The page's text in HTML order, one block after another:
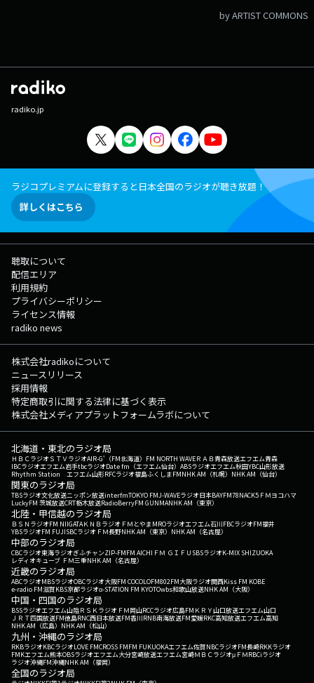
by ARTIST COMMONS
radiko.jp
ラジコプレミアムに登録すると日本全国のラジオが聴き放題！
詳しくはこちら
聴取について
配信エリア
利用規約
プライバシーポリシー
ライセンス情報
radiko news
株式会社radikoについて
ニュースリリース
採用情報
特定商取引に関する法律に基づく表示
株式会社メディアプラットフォームラボについて
北海道・東北のラジオ局
ＨＢＣラジオＳＴＶラジオAIR-G'（FM北海道） FM NORTH WAVEＲＡＢ青森放送エフエム青森
IBCラジオエフエム岩手tbcラジオDate fm（エフエム仙台） ABSラジオエフエム秋田YBC山形放送
Rhythm Station エフエム山形RFCラジオ福島ふくしまFMNHK AM（札幌） NHK AM（仙台）
関東のラジオ局
TBSラジオ文化放送ニッポン放送interfmTOKYO FMJ-WAVEラジオ日本BAYFM78NACK5 ＦＭヨコハマ
LuckyFM 茨城放送CRT栃木放送RadioBerryFM GUNMANHK AM（東京）
北陸・甲信越のラジオ局
ＢＳＮラジオFM NIIGATAＫＮＢラジオ ＦＭとやまMROラジオエフエム石川FBCラジオFM福井
YBSラジオFM FUJISBCラジオ ＦＭ長野NHK AM（東京） NHK AM（名古屋）
中部のラジオ局
CBCラジオ東海ラジオぎふチャンZIP-FMFM AICHI ＦＭ ＧＩＦＵ SBSラジオK-MIX SHIZUOKA
レディオキューブ ＦＭ三重NHK AM（名古屋）
近畿のラジオ局
ABCラジオMBSラジオOBCラジオ大阪FM COCOLOFM802FM大阪ラジオ関西Kiss FM KOBE
e-radio FM滋賀KBS京都ラジオα-STATION FM KYOTOwbs和歌山放送NHK AM（大阪）
中国・四国のラジオ局
BSSラジオエフエム山陰ＲＳＫラジオ ＦＭ岡山RCCラジオ広島FM ＫＲＹ山口放送エフエム山口
ＪＲＴ四国放送FM徳島RNC西日本放送FM香川RNB南海放送FM愛媛RKC高知放送エフエム高知
NHK AM（広島） NHK AM（松山）
九州・沖縄のラジオ局
RKBラジオKBCラジオLOVE FMCROSS FMFM FUKUOKAエフエム佐賀NBCラジオFM長崎RKKラジオ
FMKエフエム熊本OBSラジオエフエム大分宮崎放送エフエム宮崎ＭＢＣラジオμＦＭRBCiラジオ
ラジオ沖縄FM沖縄NHK AM（福岡）
全国のラジオ局